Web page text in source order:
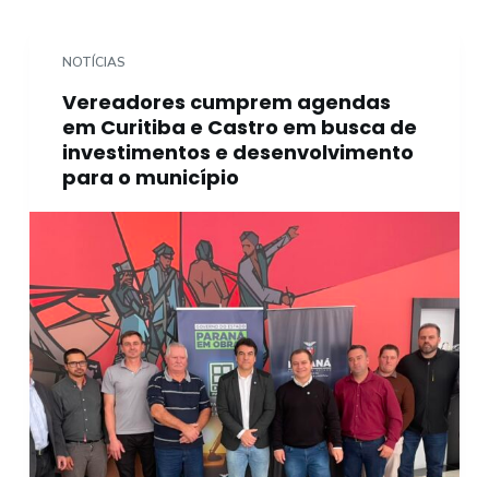
NOTÍCIAS
Vereadores cumprem agendas
em Curitiba e Castro em busca de
investimentos e desenvolvimento
para o município